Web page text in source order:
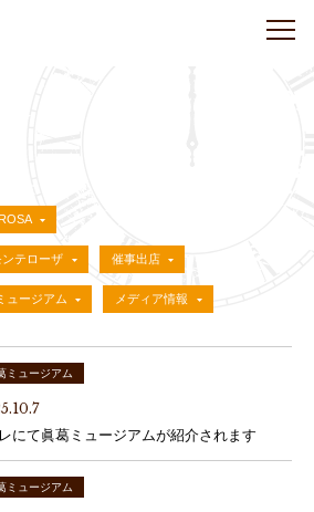
テローザ 催事出店
ュージアム メディア情報
ミュージアム
にて眞葛ミュージアムが紹介されます
ミュージアム